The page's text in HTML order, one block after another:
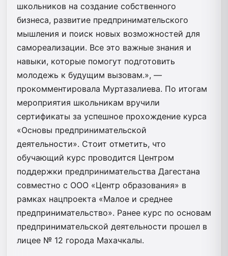
школьников на создание собственного
бизнеса, развитие предпринимательского
мышления и поиск новых возможностей для
самореализации. Все это важные знания и
навыки, которые помогут подготовить
молодежь к будущим вызовам.», —
прокомментировала Муртазалиева. По итогам
мероприятия школьникам вручили
сертификаты за успешное прохождение курса
«Основы предпринимательской
деятельности». Стоит отметить, что
обучающий курс проводится Центром
поддержки предпринимательства Дагестана
совместно с ООО «Центр образования» в
рамках нацпроекта «Малое и среднее
предпринимательство». Ранее курс по основам
предпринимательской деятельности прошел в
лицее № 12 города Махачкалы.